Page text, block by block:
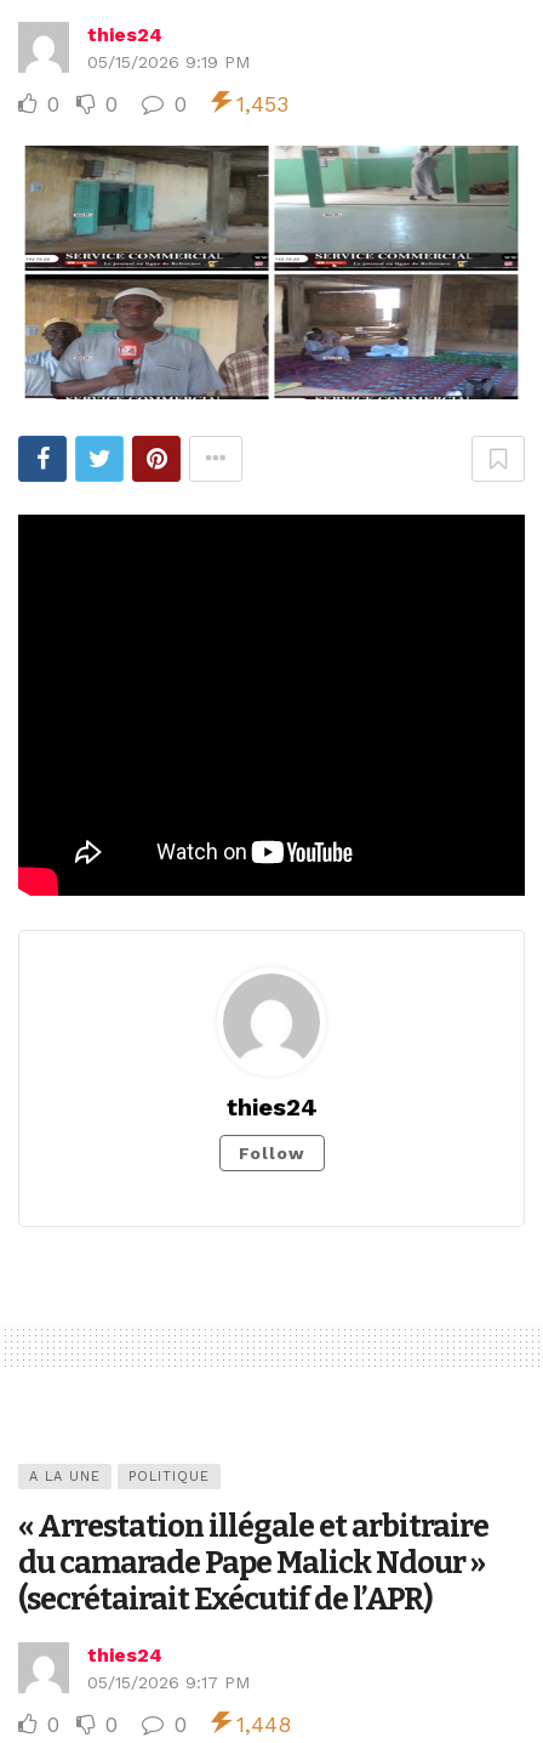
thies24
05/15/2026 9:19 PM
0 0 0 1,453
thies24
Follow
A LA UNE POLITIQUE
« Arrestation illégale et arbitraire
du camarade Pape Malick Ndour »
(secrétairait Exécutif de l’APR)
thies24
05/15/2026 9:17 PM
0 0 0 1,448